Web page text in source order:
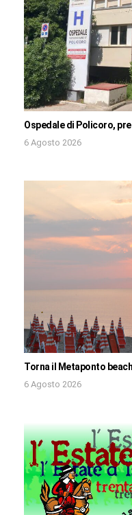
Ospedale di Policoro,
6 Agosto 2026
Torna il Metaponto
6 Agosto 2026